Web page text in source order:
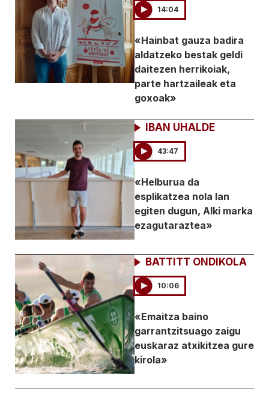
14:04
«Hainbat gauza badira
aldatzeko bestak geldi
daitezen herrikoiak,
parte hartzaileak eta
goxoak»
IBAN UHALDE
43:47
«Helburua da
esplikatzea nola lan
egiten dugun, Alki marka
ezagutaraztea»
BATTITT ONDIKOLA
10:06
«Emaitza baino
garrantzitsuago zaigu
euskaraz atxikitzea gure
kirola»